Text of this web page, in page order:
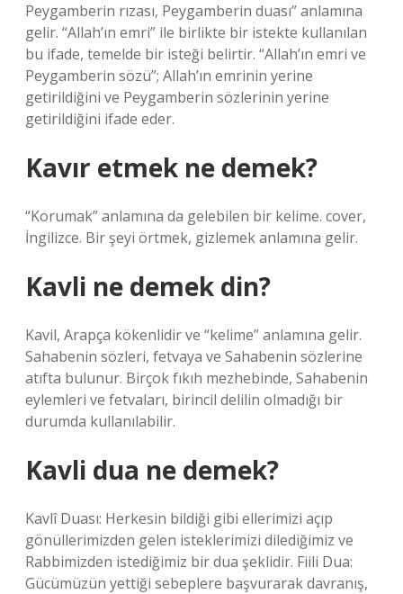
Peygamberin rızası, Peygamberin duası” anlamına
gelir. “Allah’ın emri” ile birlikte bir istekte kullanılan
bu ifade, temelde bir isteği belirtir. “Allah’ın emri ve
Peygamberin sözü”; Allah’ın emrinin yerine
getirildiğini ve Peygamberin sözlerinin yerine
getirildiğini ifade eder.
Kavır etmek ne demek?
“Korumak” anlamına da gelebilen bir kelime. cover,
İngilizce. Bir şeyi örtmek, gizlemek anlamına gelir.
Kavli ne demek din?
Kavil, Arapça kökenlidir ve “kelime” anlamına gelir.
Sahabenin sözleri, fetvaya ve Sahabenin sözlerine
atıfta bulunur. Birçok fıkıh mezhebinde, Sahabenin
eylemleri ve fetvaları, birincil delilin olmadığı bir
durumda kullanılabilir.
Kavli dua ne demek?
Kavlî Duası: Herkesin bildiği gibi ellerimizi açıp
gönüllerimizden gelen isteklerimizi dilediğimiz ve
Rabbimizden istediğimiz bir dua şeklidir. Fiili Dua:
Gücümüzün yettiği sebeplere başvurarak davranış,